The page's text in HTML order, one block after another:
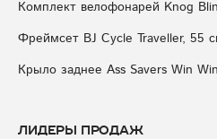
Комплект велофонарей Knog
Фреймсет BJ Cycle Traveller, 55
Крыло заднее Ass Savers Win
Лидеры продаж